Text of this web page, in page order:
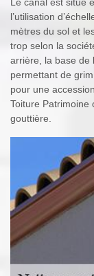
l’utilisation
mètres du sol et
trop selon la
arrière, la base de
permettant de
pour une
Toiture Patrimoine
gouttière.